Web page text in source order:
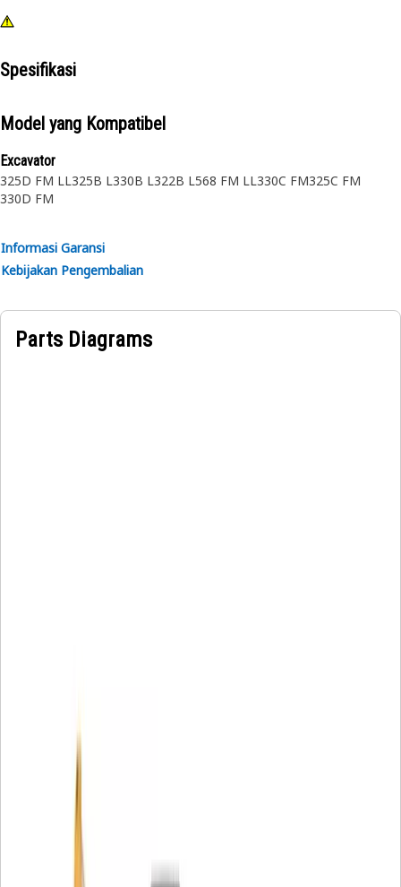
Spesifikasi
Model yang Kompatibel
Excavator
325D FM LL325B L330B L322B L568 FM LL330C FM325C FM
330D FM
Informasi Garansi
Kebijakan Pengembalian
Parts Diagrams